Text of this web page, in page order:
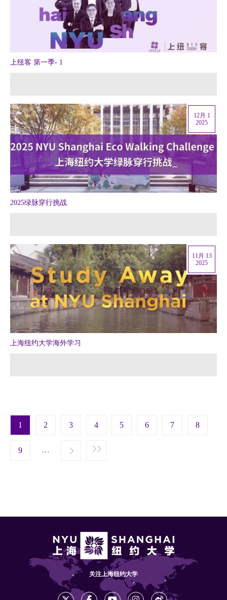
上纽客 第一季- 1
2025绿脉穿行挑战
12月 1
2025
上海纽约大学海外学习
11月 13
2025
Pagination
1 2 3 4 5 6 7 8
9 …
Next › Last »
page
关注上海纽约大学